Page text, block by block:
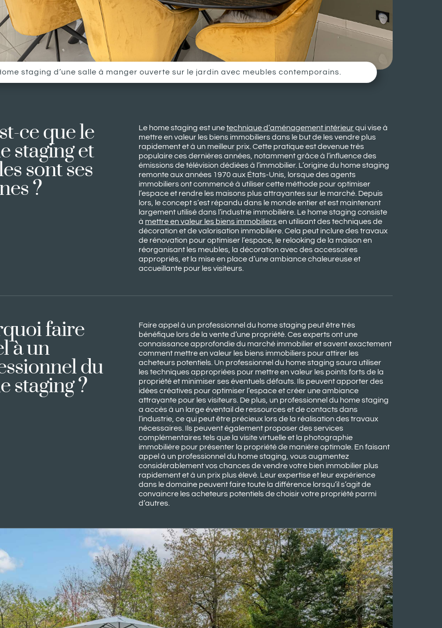
staging d’une salle à manger ouverte sur le jardin avec meubles contemporains.
ce que le
staging et
sont ses
?
Le home staging est unetechnique d’aménagement intérieurqui vise à
mettre en valeur les biens immobiliers dans le but de les vendre plus
rapidement et à un meilleur prix. Cette pratique est devenue très
populaire ces dernières années, notamment grâce à l’influence des
émissions de télévision dédiées à l’immobilier. L’origine du home staging
remonte aux années 1970 aux États-Unis, lorsque des agents
immobiliers ont commencé à utiliser cette méthode pour optimiser
l’espace et rendre les maisons plus attrayantes sur le marché. Depuis
lors, le concept s’est répandu dans le monde entier et est maintenant
largement utilisé dans l’industrie immobilière. Le home staging consiste
à mettre en valeur les biens immobiliersen utilisant des techniques de
décoration et de valorisation immobilière. Cela peut inclure des travaux
de rénovation pour optimiser l’espace, le relooking de la maison en
réorganisant les meubles, la décoration avec des accessoires
appropriés, et la mise en place d’une ambiance chaleureuse et
accueillante pour les visiteurs.
faire
à un
du
staging ?
Faire appel à un professionnel du home staging peut être très
bénéfique lors de la vente d’une propriété. Ces experts ont une
connaissance approfondie du marché immobilier et savent exactement
comment mettre en valeur les biens immobiliers pour attirer les
acheteurs potentiels. Un professionnel du home staging saura utiliser
les techniques appropriées pour mettre en valeur les points forts de la
propriété et minimiser ses éventuels défauts. Ils peuvent apporter des
idées créatives pour optimiser l’espace et créer une ambiance
attrayante pour les visiteurs. De plus, un professionnel du home staging
a accès à un large éventail de ressources et de contacts dans
l’industrie, ce qui peut être précieux lors de la réalisation des travaux
nécessaires. Ils peuvent également proposer des services
complémentaires tels que la visite virtuelle et la photographie
immobilière pour présenter la propriété de manière optimale. En faisant
appel à un professionnel du home staging, vous augmentez
considérablement vos chances de vendre votre bien immobilier plus
rapidement et à un prix plus élevé. Leur expertise et leur expérience
dans le domaine peuvent faire toute la différence lorsqu’il s’agit de
convaincre les acheteurs potentiels de choisir votre propriété parmi
d’autres.